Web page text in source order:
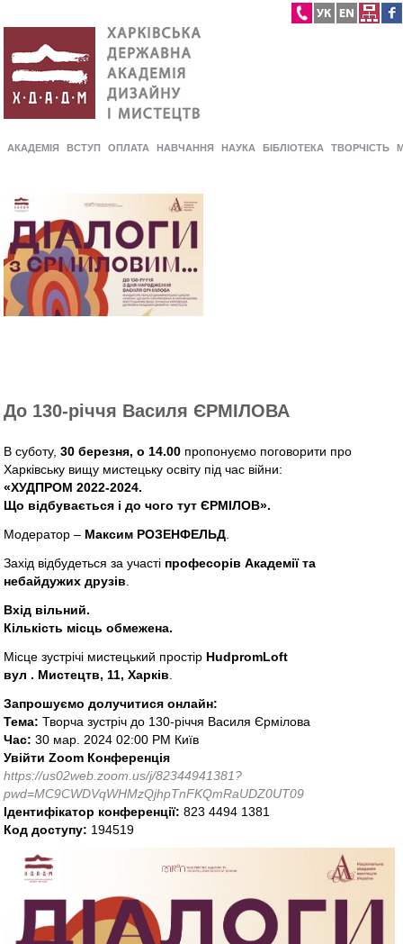
АКАДЕМІЯ ВСТУП ОПЛАТА НАВЧАННЯ НАУКА БІБЛІОТЕКА ТВОРЧІСТЬ
До 130-річчя Василя ЄРМІЛОВА
В суботу,30 березня, о 14.00 пропонуємо поговорити про
Харківську вищу мистецьку освіту під час війни:
«ХУДПРОМ 2022-2024.
Що відбувається і до чого тут ЄРМІЛОВ».
Модератор – Максим РОЗЕНФЕЛЬД.
Захід відбудеться за участі професорів Академії та
небайдужих друзів.
Вхід вільний.
Кількість місць обмежена.
Місце зустрічі мистецький простір HudpromLoft
вул . Мистецтв, 11, Харків.
Запрошуємо долучитися онлайн:
Тема: Творча зустріч до 130-річчя Василя Єрмілова
Час: 30 мар. 2024 02:00 PM Київ
Увійти Zoom Конференція
https://us02web.zoom.us/j/82344941381?
pwd=MC9CWDVqWHMzQjhpTnFKQmRaUDZ0UT09
Ідентифікатор конференції:823 4494 1381
Код доступу: 194519